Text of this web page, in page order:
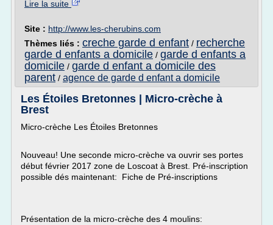
Lire la suite
Site : http://www.les-cherubins.com
Thèmes liés : creche garde d enfant / recherche
garde d enfants a domicile / garde d enfants a
domicile / garde d enfant a domicile des
parent / agence de garde d enfant a domicile
Les Étoiles Bretonnes | Micro-crèche à
Brest
Micro-crèche Les Étoiles Bretonnes
Nouveau! Une seconde micro-crèche va ouvrir ses portes
début février 2017 zone de Loscoat à Brest. Pré-inscription
possible dés maintenant: Fiche de Pré-inscriptions
Présentation de la micro-crèche des 4 moulins: